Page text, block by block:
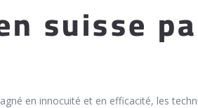
suisse
en innocuité et en efficacité, les